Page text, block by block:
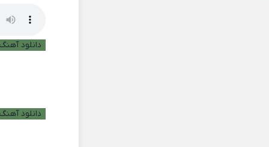
دانلود آهنگ
دانلود